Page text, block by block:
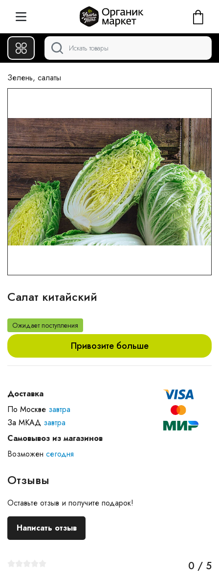
Зелень, салаты
Салат китайский
Ожидает поступления
Привозите больше
Доставка
По Москве завтра
За МКАД завтра
Самовывоз из магазинов
Возможен сегодня
Отзывы
Оставьте отзыв и получите подарок!
Написать отзыв
0 / 5